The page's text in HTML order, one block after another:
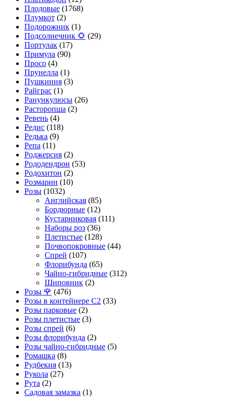
Плодовые (1768)
Плумкот (2)
Подорожник (1)
Подсолнечник 🌻 (29)
Портулак (17)
Примула (90)
Просо (4)
Прунелла (1)
Пушкиния (3)
Райграс (1)
Ранункулюсы (26)
Расторопша (2)
Ревень (4)
Редис (118)
Редька (9)
Репа (11)
Роджерсия (2)
Рододендрон (53)
Родохитон (2)
Розмарин (10)
Розы (1032)
Английская (85)
Бордюрные (12)
Кустарниковая (111)
Наборы роз (36)
Плетистые (128)
Почвопокровные (44)
Спрей (107)
Флорибунда (65)
Чайно-гибридные (312)
Шиповник (2)
Розы 🌹 (476)
Розы в контейнере С2 (33)
Розы парковые (2)
Розы плетистые (3)
Розы спрей (6)
Розы флорибунда (2)
Розы чайно-гибридные (5)
Ромашка (8)
Рудбекия (13)
Рукола (27)
Рута (2)
Садовая замазка (1)